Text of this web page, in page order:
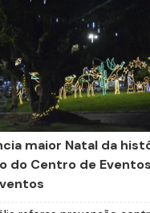
maior Natal da
do Centro de